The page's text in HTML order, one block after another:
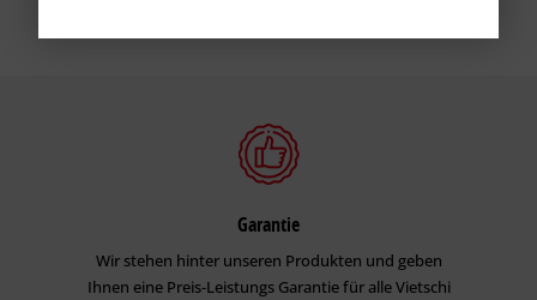
Garantie
Wir stehen hinter unseren Produkten und geben
Ihnen eine Preis-Leistungs Garantie für alle Vietschi